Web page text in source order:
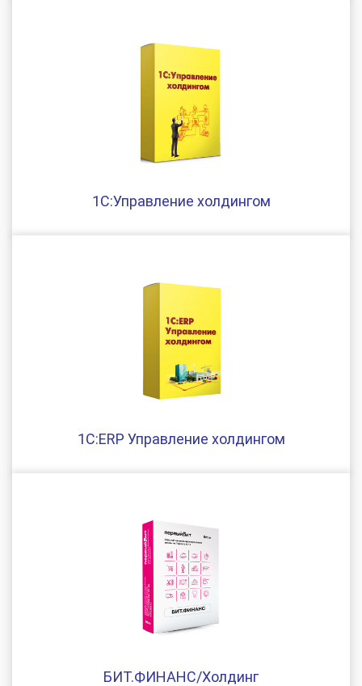
1С:Управление холдингом
1С:ERP Управление холдингом
БИТ.ФИНАНС/Холдинг